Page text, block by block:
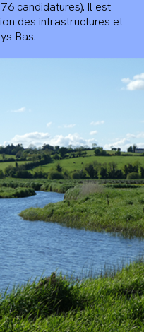
candidatures). Il est
des infrastructures et
Bas.